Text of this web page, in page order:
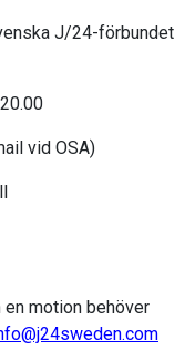
J/24-förbundet
vid OSA)
en motion behöver